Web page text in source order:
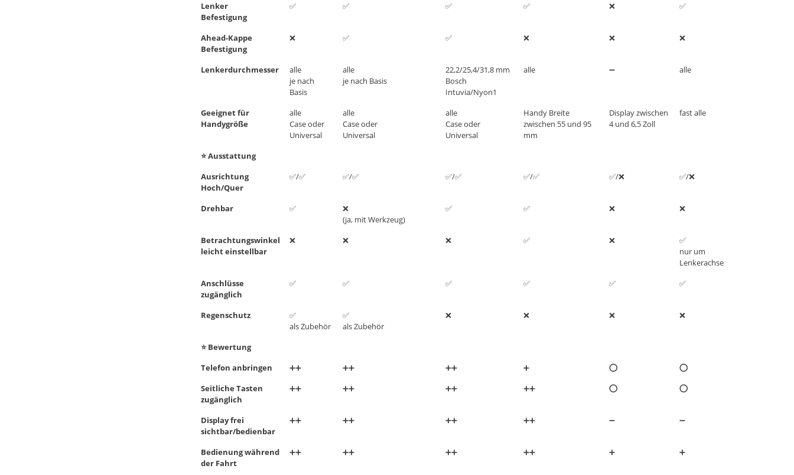
Lenker
Befestigung
✅ ✅ ✅ ✅ ❌ ✅
Ahead-Kappe
Befestigung
❌ ✅ ✅ ❌ ❌ ❌
Lenkerdurchmesser
alle
je nach
Basis
alle
je nach Basis
22,2/25,4/31,8 mm
Bosch
Intuvia/Nyon1
alle ➖ alle
Geeignet für
Handygröße
alle
Case oder
Universal
alle
Case oder
Universal
alle
Case oder
Universal
Handy Breite
zwischen 55 und 95
mm
Display zwischen
4 und 6,5 Zoll
fast alle
⭐ Ausstattung
Ausrichtung
Hoch/Quer
✅/✅ ✅/✅ ✅/✅ ✅/✅ ✅/❌ ✅/❌
Drehbar ✅
❌
(ja, mit Werkzeug)
✅ ✅ ❌ ❌
Betrachtungswinkel
leicht einstellbar
❌ ❌ ❌ ✅ ❌
✅
nur um
Lenkerachse
Anschlüsse
zugänglich
✅ ✅ ✅ ✅ ✅ ✅
Regenschutz
✅
als Zubehör
✅
als Zubehör
❌ ❌ ❌ ❌
⭐ Bewertung
Telefon anbringen
➕➕ ➕➕ ➕➕ ➕ ⭕
⭕
Seitliche Tasten
zugänglich
➕➕ ➕➕ ➕➕ ➕➕ ⭕ ⭕
Display frei
sichtbar/bedienbar
➕➕ ➕➕ ➕➕ ➕➕ ➖ ➖
Bedienung während
der Fahrt
➕➕ ➕➕ ➕➕ ➕➕ ➕ ➕